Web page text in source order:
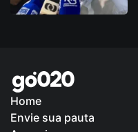
Home
Envie sua pauta